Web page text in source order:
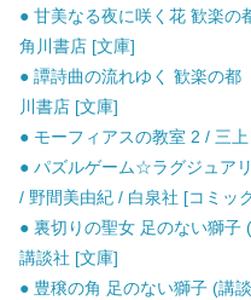
● 甘美なる夜に咲く花 歓楽の
角川書店 [文庫]
● 譚詩曲の流れゆく 歓楽の都
川書店 [文庫]
● モーフィアスの教室 2 / 三
● パズルゲーム☆ラグジュア
/ 野間美由紀 / 白泉社 [コミッ
● 裏切りの聖女 足のない獅
講談社 [文庫]
● 豊穣の角 足のない獅子 (講